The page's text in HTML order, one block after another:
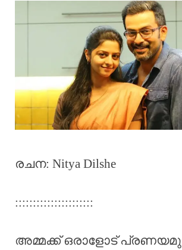
രചന: Nitya Dilshe
::::::::::::::::::::::
അമ്മക്ക് ഒരാളോട്